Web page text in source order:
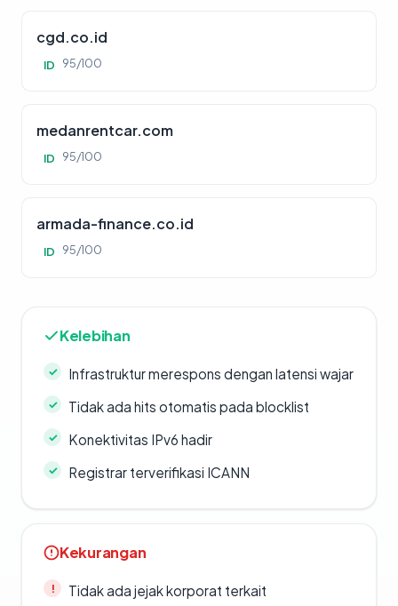
cgd.co.id
ID 95/100
medanrentcar.com
ID 95/100
armada-finance.co.id
ID 95/100
Kelebihan
Infrastruktur merespons dengan latensi wajar
Tidak ada hits otomatis pada blocklist
Konektivitas IPv6 hadir
Registrar terverifikasi ICANN
Kekurangan
Tidak ada jejak korporat terkait